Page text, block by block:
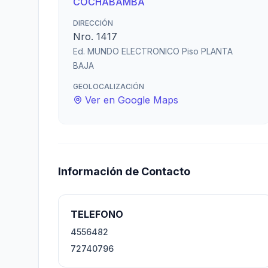
DIRECCIÓN
Nro. 1417
Ed. MUNDO ELECTRONICO Piso PLANTA
BAJA
GEOLOCALIZACIÓN
Ver en Google Maps
Información de Contacto
TELEFONO
4556482
72740796